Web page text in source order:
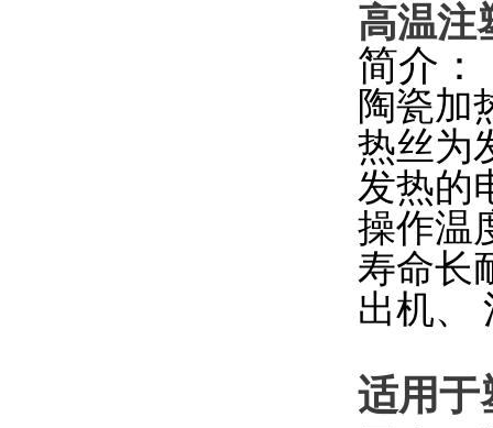
高温注
简介：
陶瓷加
热丝为
发热的
操作温
寿命长
出机、
适用于